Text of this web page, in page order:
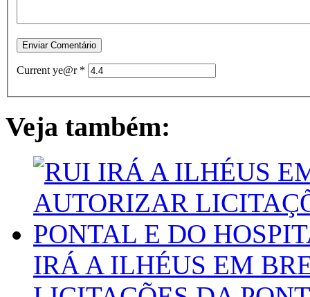
Current ye@r *
Veja também:
IRÁ A ILHÉUS EM